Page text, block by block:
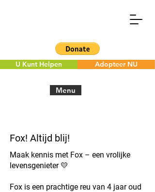
U Kunt Helpen Adopteer NU
Menu
Fox! Altijd blij!
Maak kennis met Fox – een vrolijke
levensgenieter 💛
Fox is een prachtige reu van 4 jaar oud